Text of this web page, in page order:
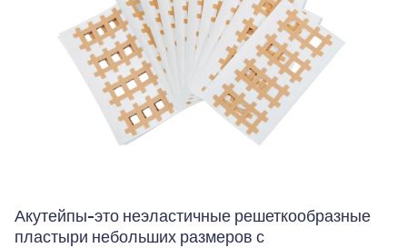
Акутейпы-это неэластичные решеткообразные
пластыри небольших размеров с